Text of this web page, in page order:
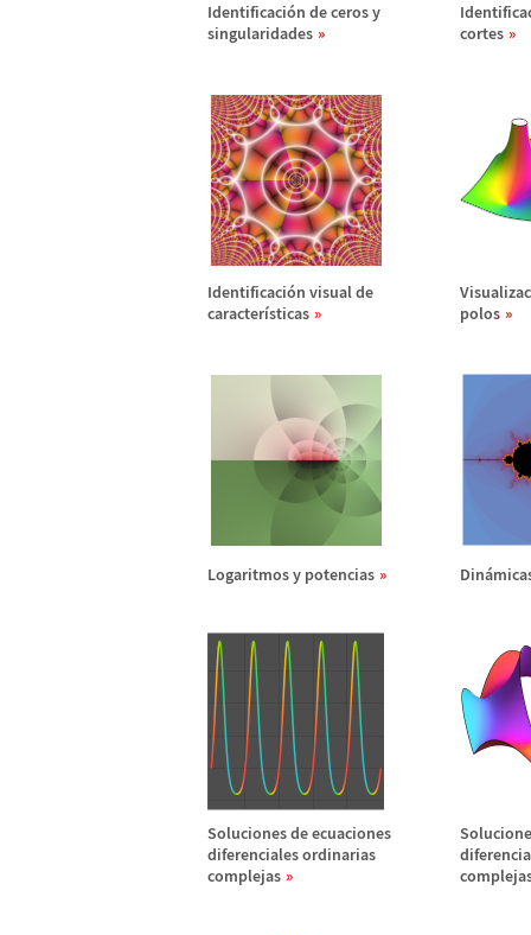
Identificación de ceros y
singularidades
cortes
Identificación visual de
características
polos
Logaritmos y potencias Diná
Soluciones de ecuaciones
diferenciales ordinarias
complejas